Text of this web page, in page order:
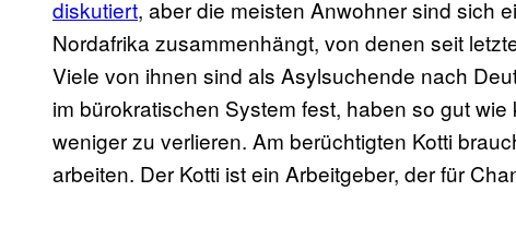
diskutiert, aber die meisten Anwohner sind sich
Nordafrika zusammenhängt, von denen seit
Viele von ihnen sind als Asylsuchende nach
im bürokratischen System fest, haben so gut
weniger zu verlieren. Am berüchtigten Kotti
arbeiten. Der Kotti ist ein Arbeitgeber, der für